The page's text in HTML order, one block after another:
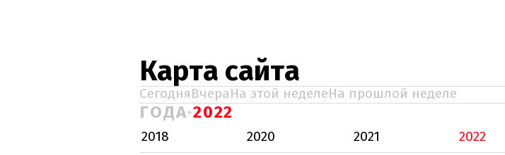
Карта сайта
СегодняВчераНа этой неделеНа прошлой неделе
ГОДА 2022
2018 2020 2021
2022